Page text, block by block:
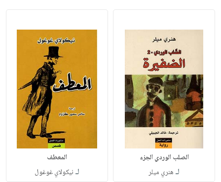
الصلب الوردي الجزء
لـ هنري ميلر
المعطف
لـ نيكولاي غوغول